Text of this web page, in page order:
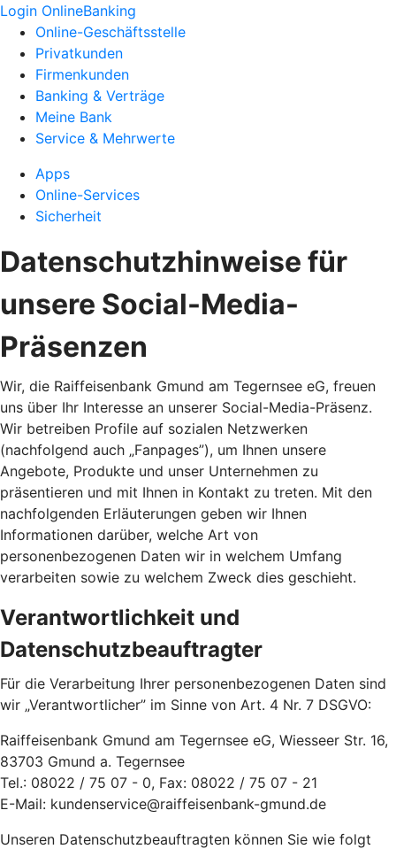
Login OnlineBanking
Online-Geschäftsstelle
Privatkunden
Firmenkunden
Banking & Verträge
Meine Bank
Service & Mehrwerte
Apps
Online-Services
Sicherheit
Datenschutzhinweise für
unsere Social-Media-
Präsenzen
Wir, die Raiffeisenbank Gmund am Tegernsee eG, freuen
uns über Ihr Interesse an unserer Social-Media-Präsenz.
Wir betreiben Profile auf sozialen Netzwerken
(nachfolgend auch „Fanpages”), um Ihnen unsere
Angebote, Produkte und unser Unternehmen zu
präsentieren und mit Ihnen in Kontakt zu treten. Mit den
nachfolgenden Erläuterungen geben wir Ihnen
Informationen darüber, welche Art von
personenbezogenen Daten wir in welchem Umfang
verarbeiten sowie zu welchem Zweck dies geschieht.
Verantwortlichkeit und
Datenschutzbeauftragter
Für die Verarbeitung Ihrer personenbezogenen Daten sind
wir „Verantwortlicher” im Sinne von Art. 4 Nr. 7 DSGVO:
Raiffeisenbank Gmund am Tegernsee eG, Wiesseer Str. 16,
83703 Gmund a. Tegernsee
Tel.: 08022 / 75 07 - 0, Fax: 08022 / 75 07 - 21
E-Mail: kundenservice@raiffeisenbank-gmund.de
Unseren Datenschutzbeauftragten können Sie wie folgt